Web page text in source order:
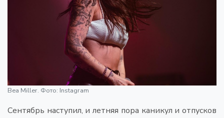
Bea Miller. Фото: Instagram
Сентябрь наступил, и летняя пора каникул и отпусков